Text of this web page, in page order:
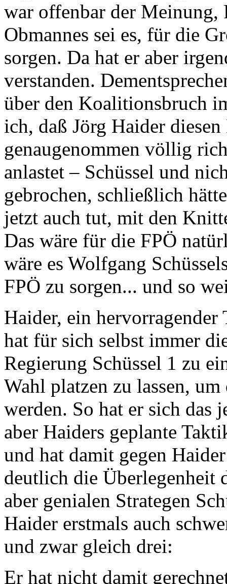
war offenbar der
Obmannes sei es, für die
sorgen. Da hat er aber
verstanden.
über den Koalitionsbruch
ich, daß Jörg Haider
genaugenommen völlig
anlastet – Schüssel und
gebrochen, schließlich
jetzt auch tut, mit den
Das wäre für die FPÖ
wäre es Wolfgang
FPÖ zu sorgen... und so
Haider, ein hervorragender
hat für sich selbst immer
Regierung Schüssel 1 zu
Wahl platzen zu lassen,
werden. So hat er sich das
aber Haiders geplante
und hat damit gegen
deutlich die Überlegenheit
aber genialen Strategen
Haider erstmals auch
und zwar gleich drei:
Er hat nicht damit